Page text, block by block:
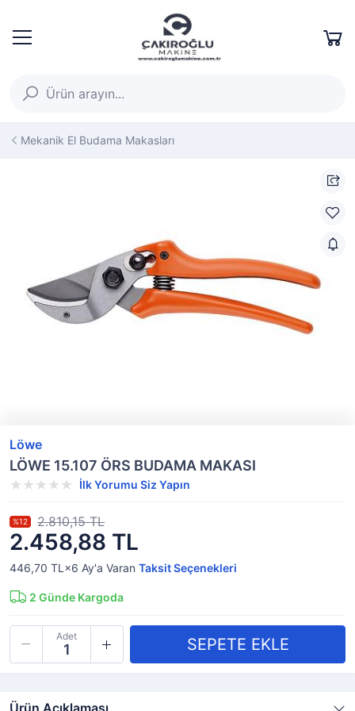
Mekanik El Budama Makasları
Löwe
LÖWE 15.107 ÖRS BUDAMA MAKASI
İlk Yorumu Siz Yapın
2.458,88 TL
%12 2.810,15 TL
446,70 TL×6 Ay'a Varan Taksit Seçenekleri
2 Günde Kargoda
Adet
Ürün Açıklaması